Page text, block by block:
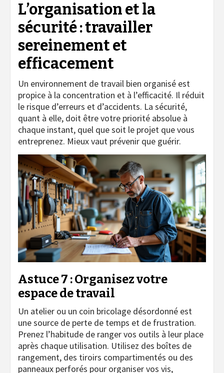
L’organisation et la
sécurité : travailler
sereinement et
efficacement
Un environnement de travail bien organisé est
propice à la concentration et à l’efficacité. Il réduit
le risque d’erreurs et d’accidents. La sécurité,
quant à elle, doit être votre priorité absolue à
chaque instant, quel que soit le projet que vous
entreprenez. Mieux vaut prévenir que guérir.
Astuce 7 : Organisez votre
espace de travail
Un atelier ou un coin bricolage désordonné est
une source de perte de temps et de frustration.
Prenez l’habitude de ranger vos outils à leur place
après chaque utilisation. Utilisez des boîtes de
rangement, des tiroirs compartimentés ou des
panneaux perforés pour organiser vos vis,